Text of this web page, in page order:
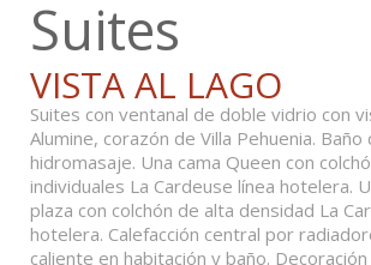
Suites
VISTA AL LAGO
Suites con ventanal de doble vidrio con
Alumine, corazón de Villa Pehuenia. Baño
hidromasaje. Una cama Queen con
individuales La Cardeuse línea hotelera.
plaza con colchón de alta densidad La
hotelera. Calefacción central por
caliente en habitación y baño.